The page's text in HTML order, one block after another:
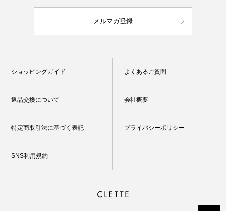
メルマガ登録
ショッピングガイド よくあるご質問
返品交換について 会社概要
特定商取引法に基づく表記 プライバシーポリシー
SNS利用規約